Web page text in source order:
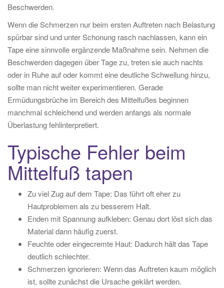
Beschwerden.
Wenn die Schmerzen nur beim ersten Auftreten nach Belastung
spürbar sind und unter Schonung rasch nachlassen, kann ein
Tape eine sinnvolle ergänzende Maßnahme sein. Nehmen die
Beschwerden dagegen über Tage zu, treten sie auch nachts
oder in Ruhe auf oder kommt eine deutliche Schwellung hinzu,
sollte man nicht weiter experimentieren. Gerade
Ermüdungsbrüche im Bereich des Mittelfußes beginnen
manchmal schleichend und werden anfangs als normale
Überlastung fehlinterpretiert.
Typische Fehler beim
Mittelfuß tapen
Zu viel Zug auf dem Tape: Das führt oft eher zu
Hautproblemen als zu besserem Halt.
Enden mit Spannung aufkleben: Genau dort löst sich das
Material dann häufig zuerst.
Feuchte oder eingecremte Haut: Dadurch hält das Tape
deutlich schlechter.
Schmerzen ignorieren: Wenn das Auftreten kaum möglich
ist, sollte zunächst die Ursache geklärt werden.